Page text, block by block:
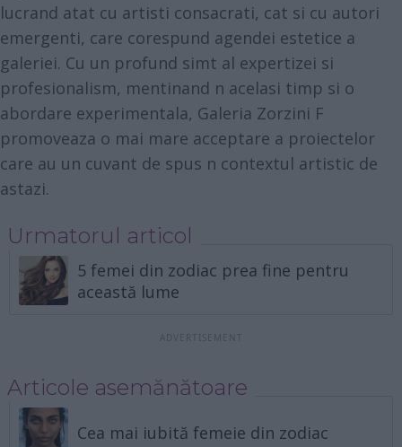
lucrand atat cu artisti consacrati, cat si cu autori
emergenti, care corespund agendei estetice a
galeriei. Cu un profund simt al expertizei si
profesionalism, mentinand n acelasi timp si o
abordare experimentala, Galeria Zorzini F
promoveaza o mai mare acceptare a proiectelor
care au un cuvant de spus n contextul artistic de
astazi.
Urmatorul articol
5 femei din zodiac prea fine pentru
această lume
Articole asemănătoare
Cea mai iubită femeie din zodiac